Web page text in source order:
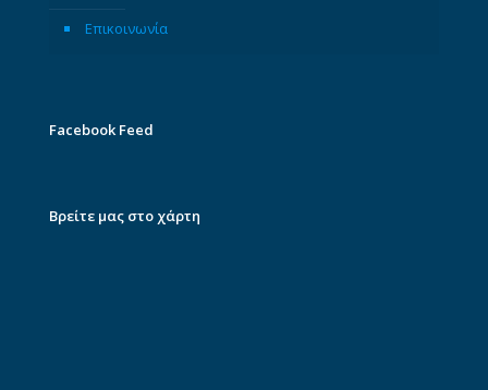
Επικοινωνία
Facebook Feed
Βρείτε μας στο χάρτη